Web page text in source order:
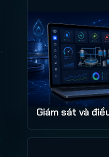
Giám sát và